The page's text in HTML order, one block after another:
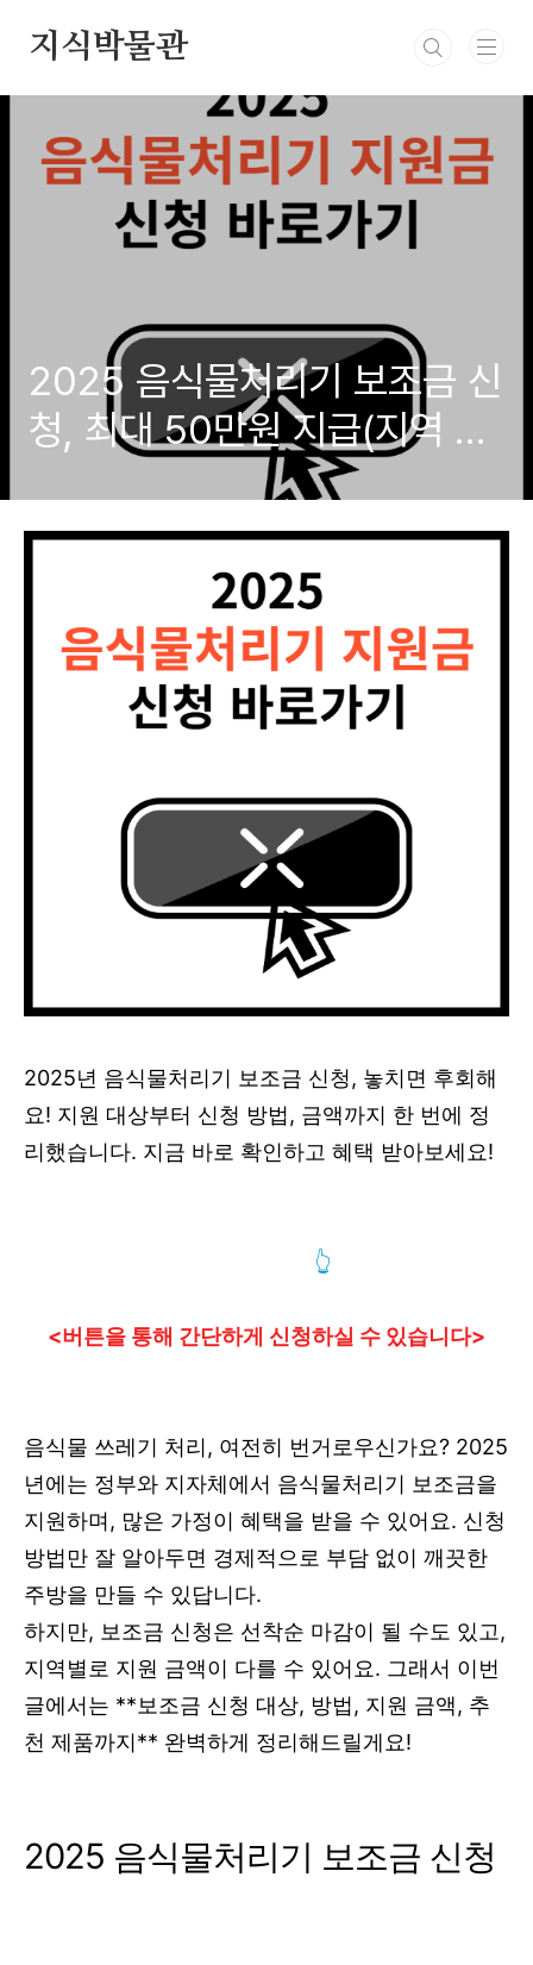
지식박물관
2025 음식물처리기 보조금 신
청, 최대 50만원 지급(지역 별
2025년 음식물처리기 보조금 신청, 놓치면 후회해
요! 지원 대상부터 신청 방법, 금액까지 한 번에 정
리했습니다. 지금 바로 확인하고 혜택 받아보세요!
👆
<버튼을 통해 간단하게 신청하실 수 있습니다>
음식물 쓰레기 처리, 여전히 번거로우신가요? 2025
년에는 정부와 지자체에서 음식물처리기 보조금을
지원하며, 많은 가정이 혜택을 받을 수 있어요. 신청
방법만 잘 알아두면 경제적으로 부담 없이 깨끗한
주방을 만들 수 있답니다.
하지만, 보조금 신청은 선착순 마감이 될 수도 있고,
지역별로 지원 금액이 다를 수 있어요. 그래서 이번
글에서는 **보조금 신청 대상, 방법, 지원 금액, 추
천 제품까지** 완벽하게 정리해드릴게요!
2025 음식물처리기 보조금 신청